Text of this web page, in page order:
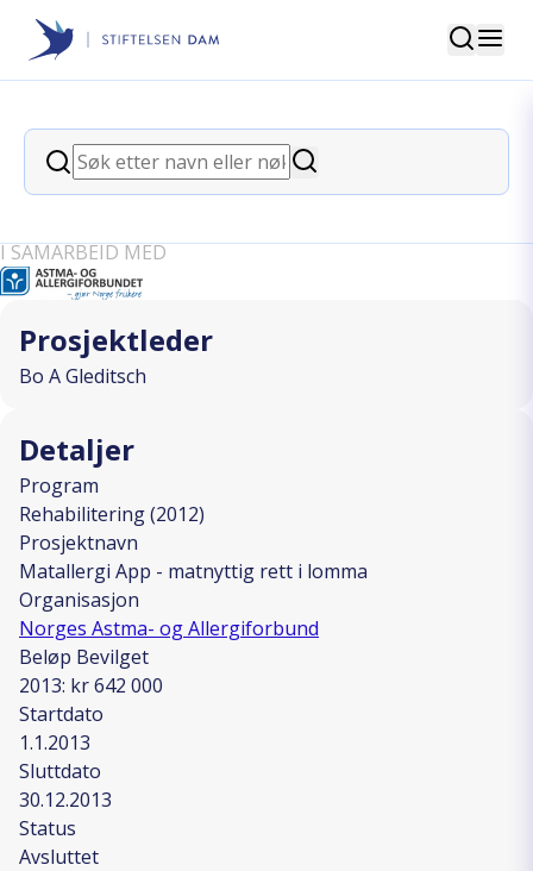
Stiftelsen Dam
Søk
Søk
Søk
back
Matallergi App - matnyttig rett i
I SAMARBEID MED
Prosjektleder
Bo A Gleditsch
Detaljer
Program
Rehabilitering (2012)
Prosjektnavn
Matallergi App - matnyttig rett i lomma
Organisasjon
Norges Astma- og Allergiforbund
Beløp Bevilget
2013: kr 642 000
Startdato
1.1.2013
Sluttdato
30.12.2013
Status
Avsluttet